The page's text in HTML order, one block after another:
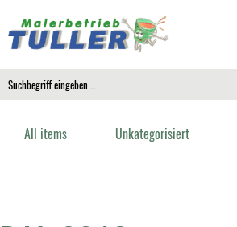
All items Unkategorisiert